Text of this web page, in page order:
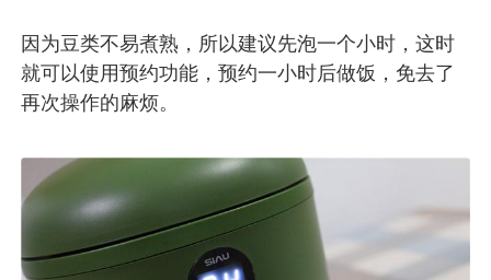
因为豆类不易煮熟，所以建议先泡一个小时，这时
就可以使用预约功能，预约一小时后做饭，免去了
再次操作的麻烦。